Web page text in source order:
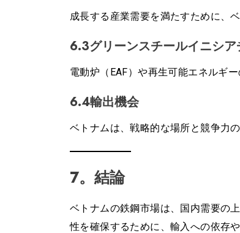
成長する産業需要を満たすために、
6.3グリーンスチールイニシア
電動炉（EAF）や再生可能エネルギ
6.4輸出機会
ベトナムは、戦略的な場所と競争力
7。結論
ベトナムの鉄鋼市場は、国内需要の
性を確保するために、輸入への依存